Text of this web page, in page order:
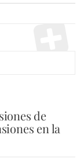
de
en la